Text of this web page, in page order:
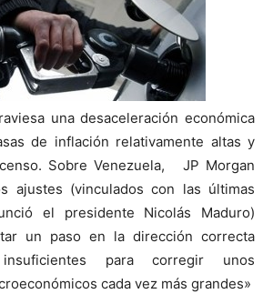
una desaceleración económica
de inflación relativamente altas y
Sobre Venezuela, JP Morgan
ajustes (vinculados con las últimas
el presidente Nicolás Maduro)
un paso en la dirección correcta
para corregir unos
cada vez más grandes»